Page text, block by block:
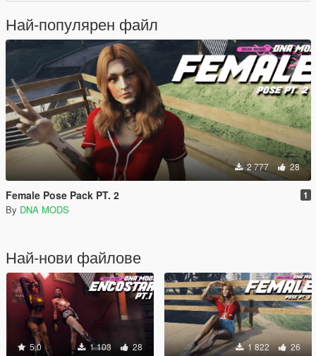
Най-популярен файл
2 777 28
Female Pose Pack PT. 2 1
By DNA MODS
Най-нови файлове
5.0 1 103 28 1 822 26